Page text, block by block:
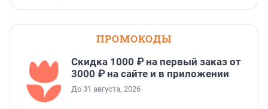
ПРОМОКОДЫ
Скидка 1000 ₽ на первый заказ от
3000 ₽ на сайте и в приложении
До 31 августа, 2026